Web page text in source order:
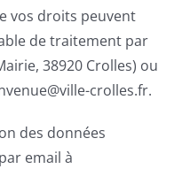
vos droits peuvent
de traitement par
38920 Crolles) ou
crolles.fr.
des données
email à